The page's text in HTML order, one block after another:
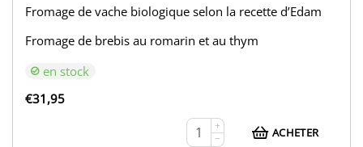
Fromage de vache biologique selon la recette d’Edam
Fromage de brebis au romarin et au thym
en stock
€31,95
+
−
ACHETER